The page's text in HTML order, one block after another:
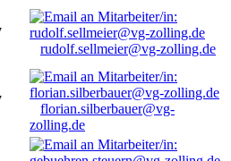
rudolf.sellmeier@vg-zolling.de
florian.silberbauer@vg-
zolling.de